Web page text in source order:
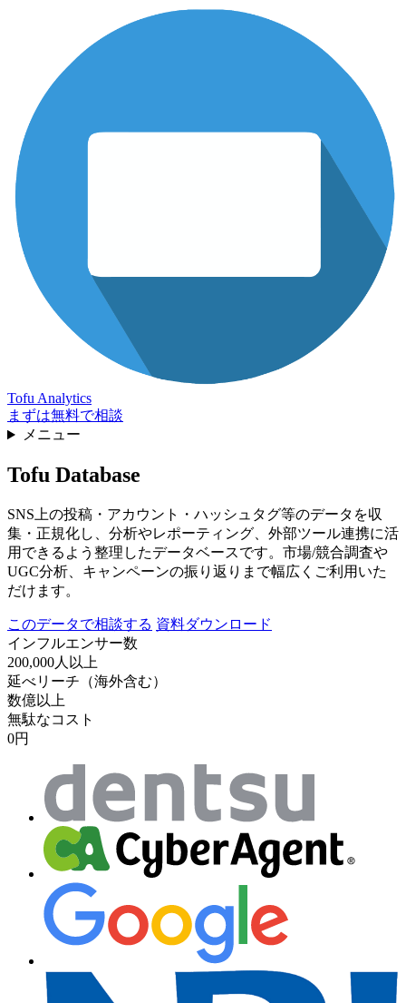
Tofu Analytics
まずは無料で相談
メニュー
Tofu Database
SNS上の投稿・アカウント・ハッシュタグ等のデータを収
集・正規化し、分析やレポーティング、外部ツール連携に活
用できるよう整理したデータベースです。市場/競合調査や
UGC分析、キャンペーンの振り返りまで幅広くご利用いた
だけます。
このデータで相談する 資料ダウンロード
インフルエンサー数
200,000人以上
延べリーチ（海外含む）
数億以上
無駄なコスト
0円